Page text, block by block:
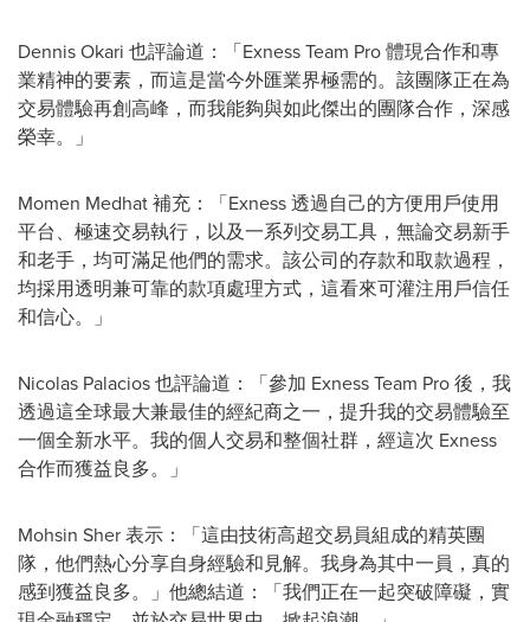
Dennis Okari 也評論道：「Exness Team Pro 體現合作和專
業精神的要素，而這是當今外匯業界極需的。該團隊正在為
交易體驗再創高峰，而我能夠與如此傑出的團隊合作，深感
榮幸。」
Momen Medhat補充：「Exness 透過自己的方便用戶使用
平台、極速交易執行，以及一系列交易工具，無論交易新手
和老手，均可滿足他們的需求。該公司的存款和取款過程，
均採用透明兼可靠的款項處理方式，這看來可灌注用戶信任
和信心。」
Nicolas Palacios也評論道：「參加 Exness Team Pro 後，我
透過這全球最大兼最佳的經紀商之一，提升我的交易體驗至
一個全新水平。我的個人交易和整個社群，經這次 Exness
合作而獲益良多。」
Mohsin Sher表示：「這由技術高超交易員組成的精英團
隊，他們熱心分享自身經驗和見解。我身為其中一員，真的
感到獲益良多。」他總結道：「我們正在一起突破障礙，實